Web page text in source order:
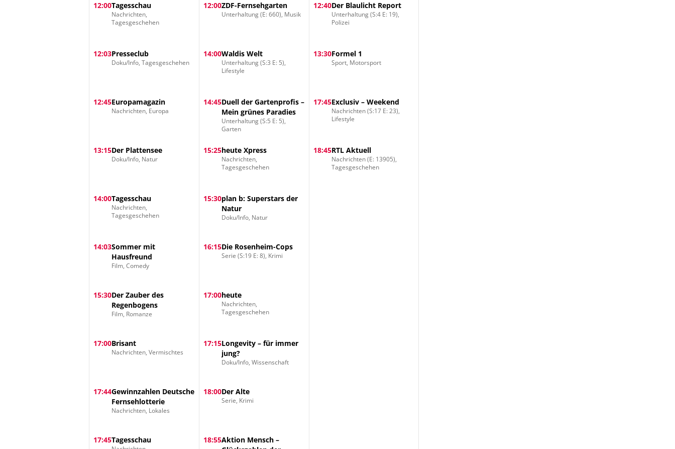
12:00Tagesschau
Nachrichten,
Tagesgeschehen
12:03Presseclub
Doku/Info, Tagesgeschehen
12:45Europamagazin
Nachrichten, Europa
13:15Der Plattensee
Doku/Info, Natur
14:00Tagesschau
Nachrichten,
Tagesgeschehen
14:03Sommer mit
Hausfreund
Film, Comedy
15:30Der Zauber des
Regenbogens
Film, Romanze
17:00Brisant
Nachrichten, Vermischtes
17:44Gewinnzahlen Deutsche
Fernsehlotterie
Nachrichten, Lokales
17:45Tagesschau
12:00ZDF-Fernsehgarten
Unterhaltung (E: 660), Musik
14:00Waldis Welt
Unterhaltung (S:3 E: 5),
Lifestyle
14:45Duell der Gartenprofis –
Mein grünes Paradies
Unterhaltung (S:5 E: 5),
Garten
15:25heute Xpress
Nachrichten,
Tagesgeschehen
15:30plan b: Superstars der
Natur
Doku/Info, Natur
16:15Die Rosenheim-Cops
Serie (S:19 E: 8), Krimi
17:00heute
Nachrichten,
Tagesgeschehen
17:15Longevity – für immer
jung?
Doku/Info, Wissenschaft
18:00Der Alte
Serie, Krimi
18:55Aktion Mensch –
12:40Der Blaulicht Report
Unterhaltung (S:4 E: 19),
Polizei
13:30Formel 1
Sport, Motorsport
17:45Exclusiv – Weekend
Nachrichten (S:17 E: 23),
Lifestyle
18:45RTL Aktuell
Nachrichten (E: 13905),
Tagesgeschehen